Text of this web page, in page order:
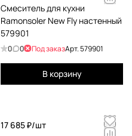
Смеситель для кухни
Ramonsoler New Fly настенный
579901
0 0 Под заказАрт.579901
В корзину
17 685 ₽/шт